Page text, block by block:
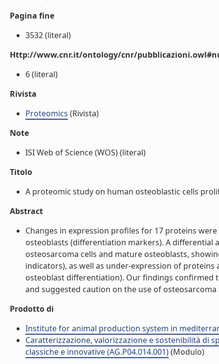
Pagina fine
3532 (literal)
Http://www.cnr.it/ontology/cnr/
6 (literal)
Rivista
Proteomics (Rivista)
Note
ISI Web of Science (WOS) (literal)
Titolo
A proteomic study on human osteoblastic cells
Abstract
Changes in expression profiles for 17 proteins
osteoblasts (differentiation markers). A
osteosarcoma cells and mature osteoblasts,
indicators), as well as under-expression of
osteoblast differentiation). Our findings confirmed
and suggested caution on the use of
Prodotto di
Institute for animal production system in
Caratterizzazione, valorizzazione e sostenibilità di
classiche e innovative (AG.P04.014.001)(Modulo)